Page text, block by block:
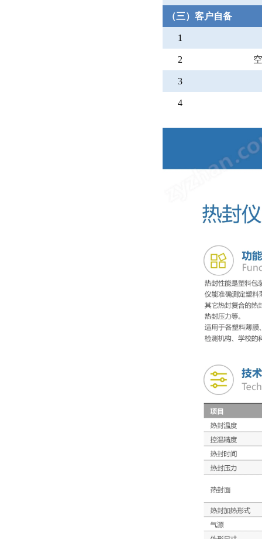
（三）客户自备
1
2
3
4